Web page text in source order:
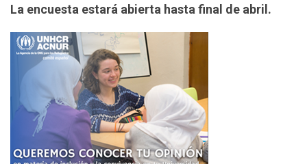
La encuesta estará abierta hasta final de abril.